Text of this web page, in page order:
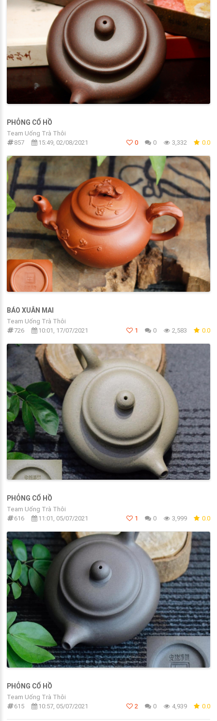
PHỎNG CỔ HỒ
Team Uống Trà Thôi
857
15:49, 02/08/2021 0 0 3,332 0.0
BÁO XUÂN MAI
Team Uống Trà Thôi
726
10:01, 17/07/2021 1 0 2,583 0.0
PHỎNG CỔ HỒ
Team Uống Trà Thôi
616
11:01, 05/07/2021 1 0 3,999 0.0
PHỎNG CỔ HỒ
Team Uống Trà Thôi
615
10:57, 05/07/2021 2 0 4,939 0.0